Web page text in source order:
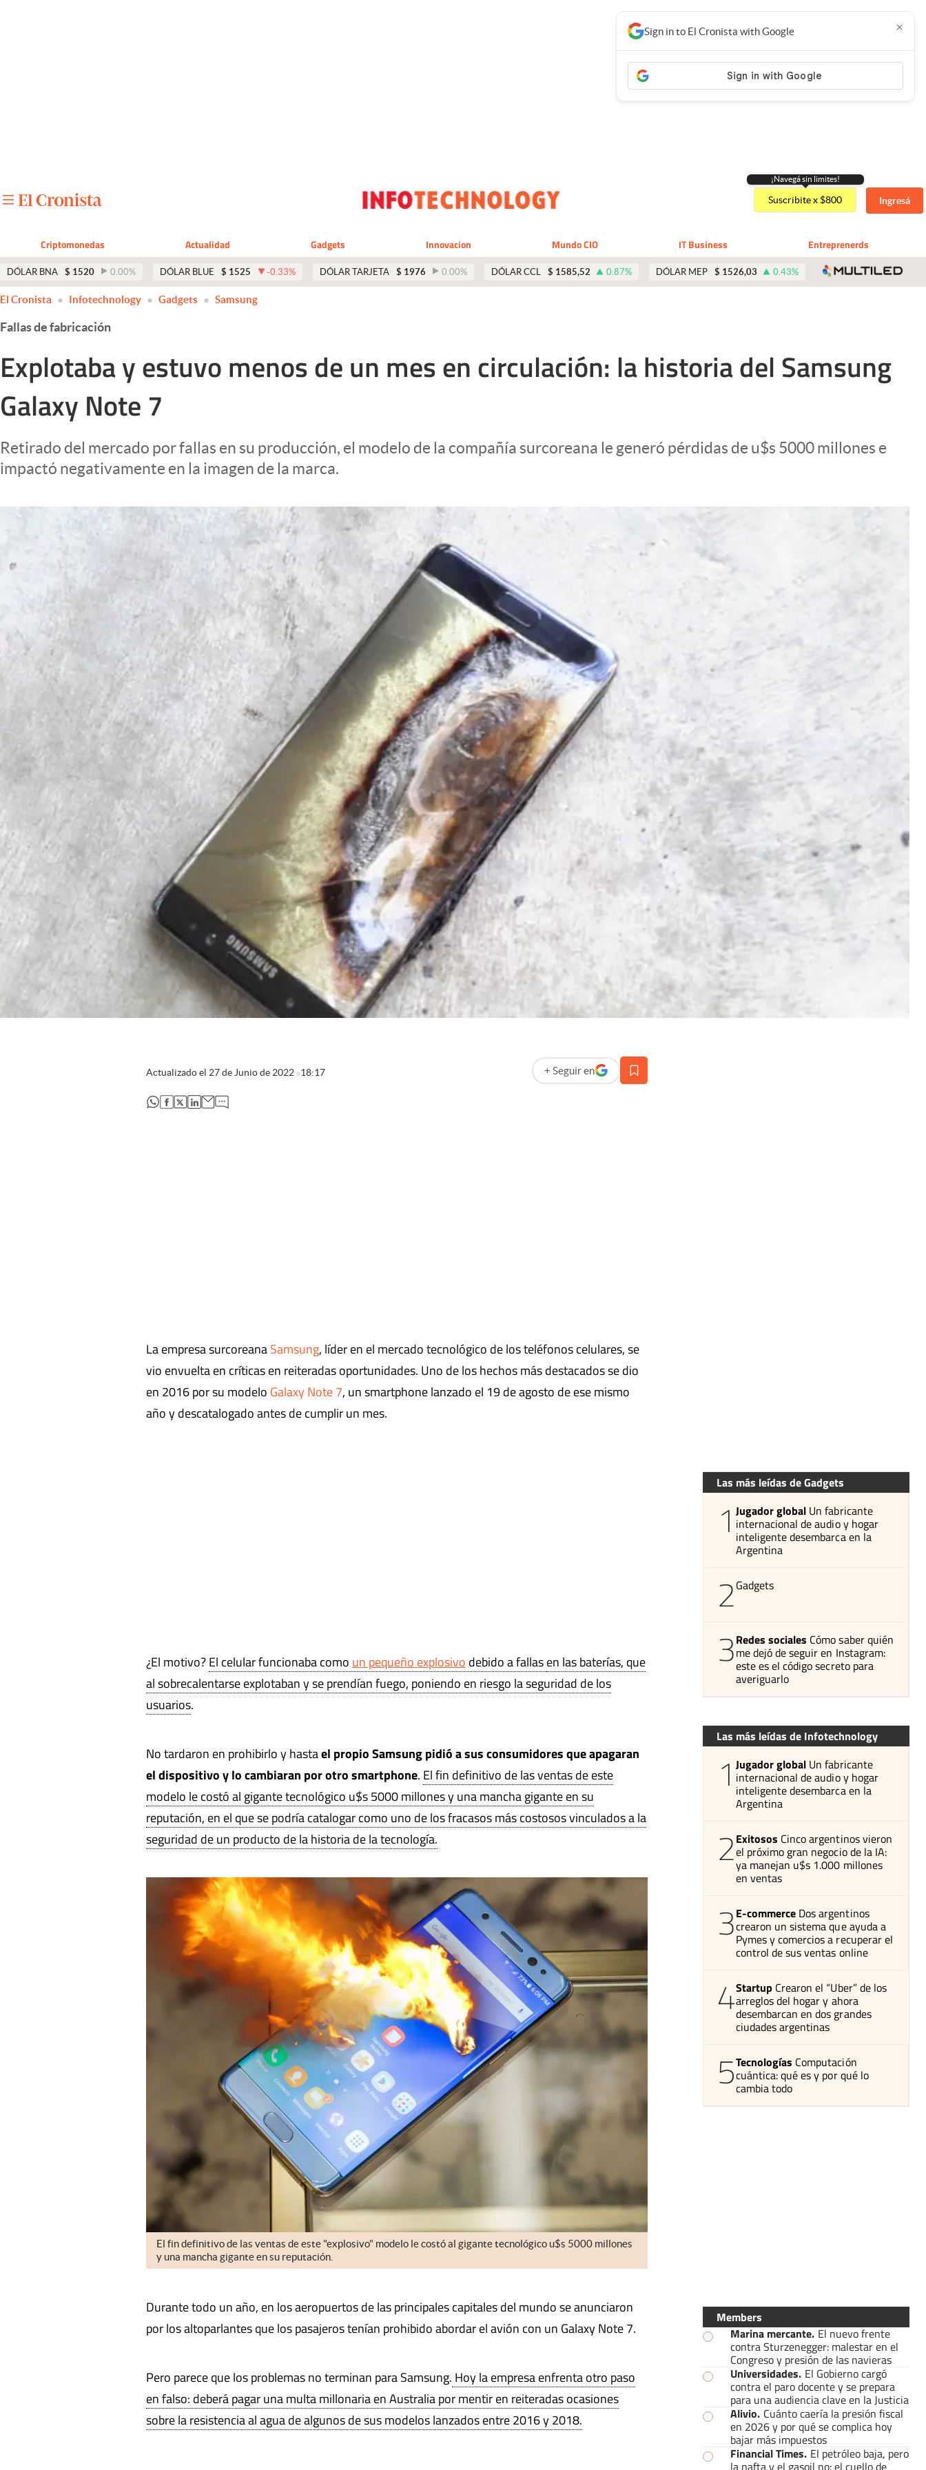
Apertura
Clima
Mundial 2026
Eventos Corporativos
El Cronista Studio
Mediakit
¡Navegá sin limites!
Suscribite x $800 Ingresá
Criptomonedas Actualidad Gadgets Innovacion Mundo CIO IT Business Entreprenerds
DÓLAR BNA $ 1520 0.00% DÓLAR BLUE $ 1525 -0.33% DÓLAR TARJETA $ 1976 0.00% DÓLAR CCL $ 1585,52 0.87% DÓLAR MEP $ 1526,03 0.43%
Sign in to El Cronista with Google ×
El Cronista Infotechnology Gadgets Samsung
Fallas de fabricación
Explotaba y estuvo menos de un mes en circulación: la historia del Samsung
Galaxy Note 7
Retirado del mercado por fallas en su producción, el modelo de la compañía surcoreana le generó pérdidas de u$s 5000 millones e
impactó negativamente en la imagen de la marca.
Actualizado el 27 de Junio de 2022 18:17 + Seguir en
abre en nueva pestaña
abre en nueva pestaña
abre en nueva pestaña
abre en nueva pestaña
abre en nueva pestaña
La empresa surcoreanaSamsung, líder en el mercado tecnológico de los teléfonos celulares, se
vio envuelta en críticas en reiteradas oportunidades. Uno de los hechos más destacados se dio
en 2016 por su modelo Galaxy Note 7, un smartphone lanzado el 19 de agosto de ese mismo
año y descatalogado antes de cumplir un mes.
¿El motivo?El celular funcionaba comoun pequeño explosivodebido a fallasen las baterías, que
al sobrecalentarse explotaban y se prendían fuego, poniendo en riesgo la seguridad de los
usuarios.
No tardaron en prohibirlo y hastael propio Samsung pidió a sus consumidores que apagaran
el dispositivo y lo cambiaran por otro smartphone. El fin definitivo de las ventas de este
modelo le costó al gigante tecnológico u$s 5000 millones y una mancha gigante en su
reputación, en el que se podría catalogar como uno de los fracasos más costosos vinculados a la
seguridad de un producto de la historia de la tecnología.
El fin definitivo de las ventas de este "explosivo" modelo le costó al gigante tecnológico u$s 5000 millones
y una mancha gigante en su reputación.
Durante todo un año, en los aeropuertos de las principales capitales del mundo se anunciaron
por los altoparlantes que los pasajeros tenían prohibido abordar el avión con un Galaxy Note 7.
Pero parece que los problemas no terminan para Samsung. Hoy la empresa enfrenta otro paso
en falso: deberá pagar una multa millonaria en Australia por mentir en reiteradas ocasiones
sobre la resistencia al agua de algunos de sus modelos lanzados entre 2016 y 2018.
Las más leídas de Gadgets
1 Jugador global Un fabricante
internacional de audio y hogar
inteligente desembarca en la
Argentina
2Gadgets
3Redes sociales Cómo saber quién
me dejó de seguir en Instagram:
este es el código secreto para
averiguarlo
Las más leídas de Infotechnology
1 Jugador global Un fabricante
internacional de audio y hogar
inteligente desembarca en la
Argentina
2Exitosos Cinco argentinos vieron
el próximo gran negocio de la IA:
ya manejan u$s 1.000 millones
en ventas
3E-commerce Dos argentinos
crearon un sistema que ayuda a
Pymes y comercios a recuperar el
control de sus ventas online
4Startup Crearon el “Uber” de los
arreglos del hogar y ahora
desembarcan en dos grandes
ciudades argentinas
5Tecnologías Computación
cuántica: qué es y por qué lo
cambia todo
Members
Marina mercante. El nuevo frente
contra Sturzenegger: malestar en el
Congreso y presión de las navieras
Universidades. El Gobierno cargó
contra el paro docente y se prepara
para una audiencia clave en la Justicia
Alivio. Cuánto caería la presión fiscal
en 2026 y por qué se complica hoy
bajar más impuestos
Financial Times. El petróleo baja, pero